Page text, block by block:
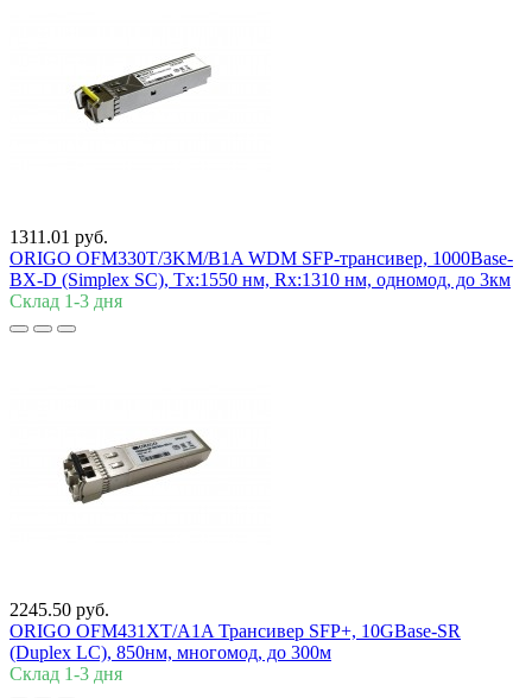
1311.01 руб.
ORIGO OFM330T/3KM/B1A WDM SFP-трансивер, 1000Base-
BX-D (Simplex SC), Tx:1550 нм, Rx:1310 нм, одномод, до 3км
Склад 1-3 дня
2245.50 руб.
ORIGO OFM431XT/A1A Трансивер SFP+, 10GBase-SR
(Duplex LC), 850нм, многомод, до 300м
Склад 1-3 дня